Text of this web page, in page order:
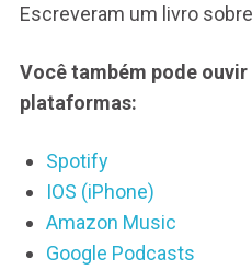
Escreveram um livro
Você também pode ouvir
plataformas:
Spotify
IOS (iPhone)
Amazon Music
Google Podcasts